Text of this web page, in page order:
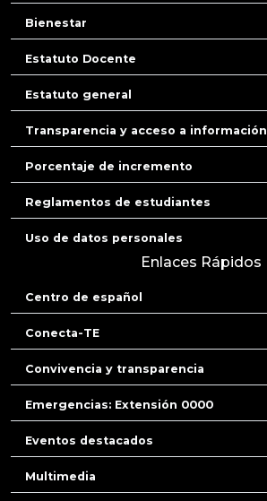
Bienestar
Estatuto Docente
Estatuto general
Transparencia y acceso a
Porcentaje de incremento
Reglamentos de estudiantes
Uso de datos personales
Enlaces Rápidos
Centro de español
Conecta-TE
Convivencia y transparencia
Emergencias: Extensión 0000
Eventos destacados
Multimedia